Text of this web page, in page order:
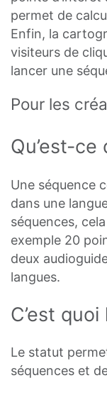
permet de
Enfin, la
visiteurs de
lancer une
Pour les
Qu’est-ce
Une séquence
dans une
séquences,
exemple 20
deux
langues.
C’est
Le statut
séquences et